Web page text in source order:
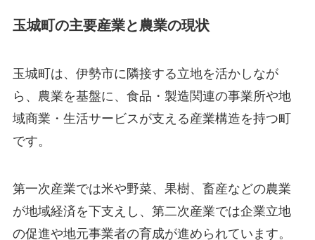
玉城町の主要産業と農業の現状
玉城町は、伊勢市に隣接する立地を活かしなが
ら、農業を基盤に、食品・製造関連の事業所や地
域商業・生活サービスが支える産業構造を持つ町
です。
第一次産業では米や野菜、果樹、畜産などの農業
が地域経済を下支えし、第二次産業では企業立地
の促進や地元事業者の育成が進められています。